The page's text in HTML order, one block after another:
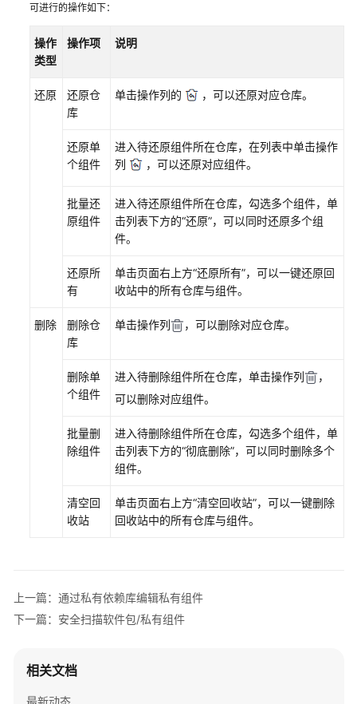
依
库
管
私
赖
库
过
私
依
赖
页
传/
下
类
型
通
过
端
可进行的操作如下：
操作
类型
操作项 说明
还原
还原仓
库
单击操作列的 ，可以还原对应仓库。
还原单
个组件
进入待还原组件所在仓库，在列表中单击操作
列
，可以还原对应组件。
批量还
原组件
进入待还原组件所在仓库，勾选多个组件，单
击列表下方的“还原”，可以同时还原多个组
件。
还原所
有
单击页面右上方“还原所有”，可以一键还原回
收站中的所有仓库与组件。
删除
删除仓
库
单击操作列 ，可以删除对应仓库。
删除单
个组件
进入待删除组件所在仓库，单击操作列
，
可以删除对应组件。
批量删
除组件
进入待删除组件所在仓库，勾选多个组件，单
击列表下方的“彻底删除”，可以同时删除多个
组件。
清空回
收站
单击页面右上方“清空回收站”，可以一键删除
回收站中的所有仓库与组件。
上一篇：通过私有依赖库编辑私有组件
下一篇：安全扫描软件包/私有组件
相关文档
最新动态